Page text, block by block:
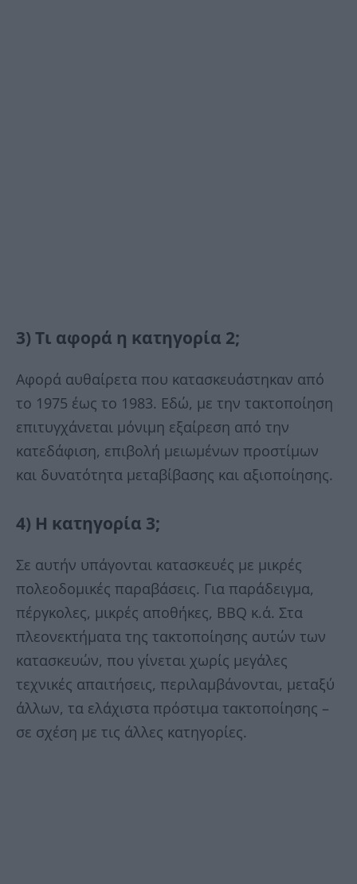
3) Τι αφορά η κατηγορία 2;
Αφορά αυθαίρετα που κατασκευάστηκαν από
το 1975 έως το 1983. Εδώ, με την τακτοποίηση
επιτυγχάνεται μόνιμη εξαίρεση από την
κατεδάφιση, επιβολή μειωμένων προστίμων
και δυνατότητα μεταβίβασης και αξιοποίησης.
4) Η κατηγορία 3;
Σε αυτήν υπάγονται κατασκευές με μικρές
πολεοδομικές παραβάσεις. Για παράδειγμα,
πέργκολες, μικρές αποθήκες, ΒΒQ κ.ά. Στα
πλεονεκτήματα της τακτοποίησης αυτών των
κατασκευών, που γίνεται χωρίς μεγάλες
τεχνικές απαιτήσεις, περιλαμβάνονται, μεταξύ
άλλων, τα ελάχιστα πρόστιμα τακτοποίησης –
σε σχέση με τις άλλες κατηγορίες.